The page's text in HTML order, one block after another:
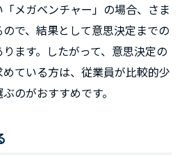
メガベンチャー」の場合、さま
で、結果として意思決定までの
ます。したがって、意思決定の
ている方は、従業員が比較的少
のがおすすめです。